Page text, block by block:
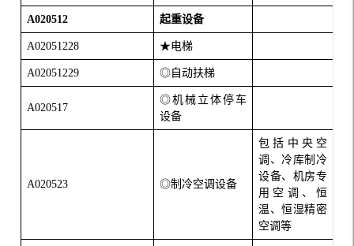
A020512 起重设备
A02051228 ★电梯
A02051229 ◎自动扶梯
A020517
◎机械立体停车
设备
A020523 ◎制冷空调设备
包括中央空
调、冷库制冷
设备、机房专
用空调、恒
温、恒湿精密
空调等